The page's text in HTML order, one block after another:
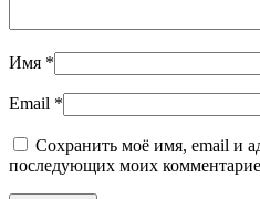
Имя *
Email *
Сохранить моё имя, email и
последующих моих